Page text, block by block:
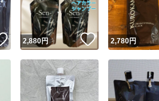
ユーザ
Yahoo!フリマが定めた一定の基準を満
安心取引出品者
この商品
いいね！
2,880円 いいね！
2,780円